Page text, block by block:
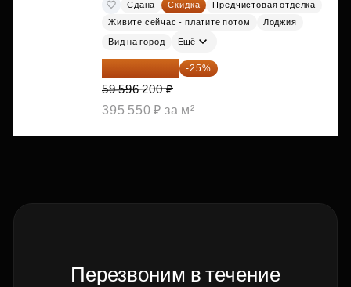
Сдана Скидка
Предчистовая отделка
Живите сейчас - платите потом
Лоджия
Вид на город Ещё
44 697 150 ₽ -25%
59 596 200 ₽
395 550 ₽ за м²
Перезвоним в течение